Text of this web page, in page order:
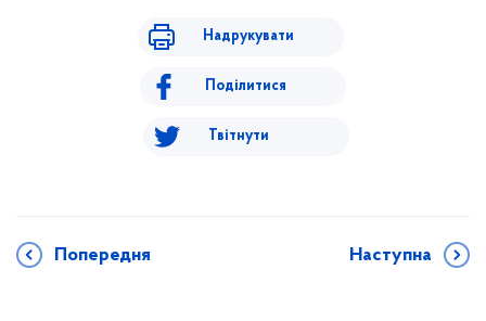
Надрукувати
Поділитися
Твітнути
Попередня Наступна